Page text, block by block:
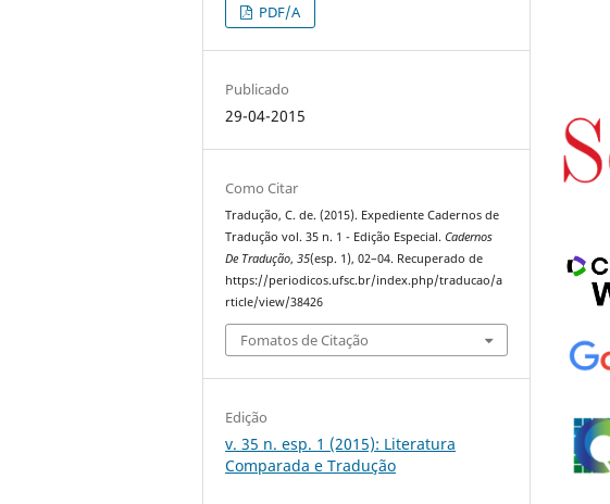
PDF/A
Publicado
29-04-2015
Como Citar
Tradução, C. de. (2015). Expediente Cadernos de
Tradução vol. 35 n. 1 - Edição Especial.Cadernos
De Tradução,35(esp. 1), 02–04. Recuperado de
https://periodicos.ufsc.br/index.php/traducao/a
rticle/view/38426
Fomatos de Citação
Edição
v. 35 n. esp. 1 (2015): Literatura
Comparada e Tradução